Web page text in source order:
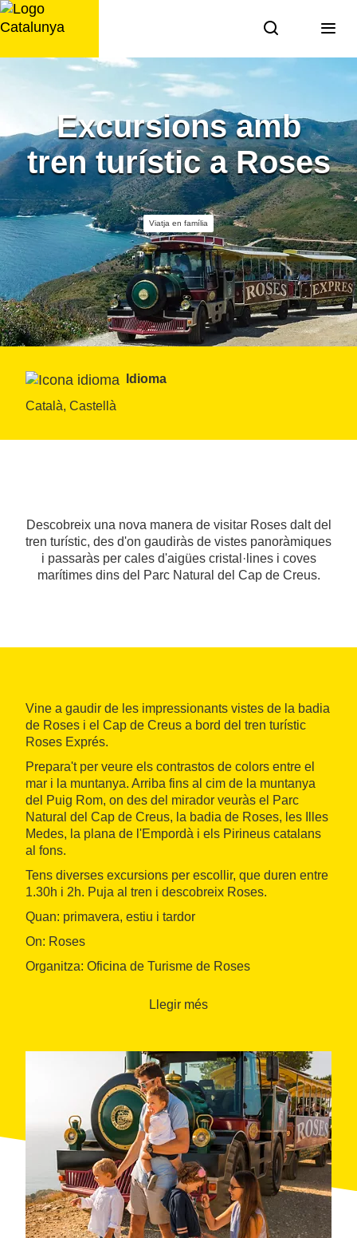
Saltar
al
Excursions amb
tren turístic a Roses
Viatja en família
Idioma
Català, Castellà
Descobreix una nova manera de visitar Roses dalt del
tren turístic, des d'on gaudiràs de vistes panoràmiques
i passaràs per cales d'aigües cristal·lines i coves
marítimes dins del Parc Natural del Cap de Creus.
Vine a gaudir de les impressionants vistes de la badia
de Roses i el Cap de Creus a bord del tren turístic
Roses Exprés.
Prepara't per veure els contrastos de colors entre el
mar i la muntanya. Arriba fins al cim de la muntanya
del Puig Rom, on des del mirador veuràs el Parc
Natural del Cap de Creus, la badia de Roses, les Illes
Medes, la plana de l'Empordà i els Pirineus catalans
al fons.
Tens diverses excursions per escollir, que duren entre
1.30h i 2h. Puja al tren i descobreix Roses.
Quan: primavera, estiu i tardor
On: Roses
Organitza: Oficina de Turisme de Roses
Llegir més